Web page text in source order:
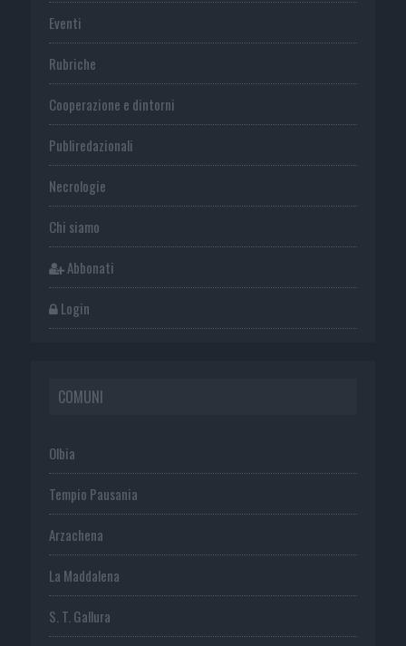
Eventi
Rubriche
Cooperazione e dintorni
Publiredazionali
Necrologie
Chi siamo
Abbonati
Login
COMUNI
Olbia
Tempio Pausania
Arzachena
La Maddalena
S. T. Gallura